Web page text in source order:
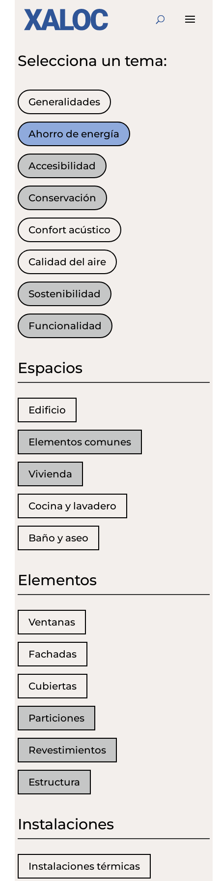
Selecciona un tema:
Generalidades
Ahorro de energía
Accesibilidad
Conservación
Confort acústico
Calidad del aire
Sostenibilidad
Funcionalidad
Espacios
Edificio
Elementos comunes
Vivienda
Cocina y lavadero
Baño y aseo
Elementos
Ventanas
Fachadas
Cubiertas
Particiones
Revestimientos
Estructura
Instalaciones
Instalaciones térmicas